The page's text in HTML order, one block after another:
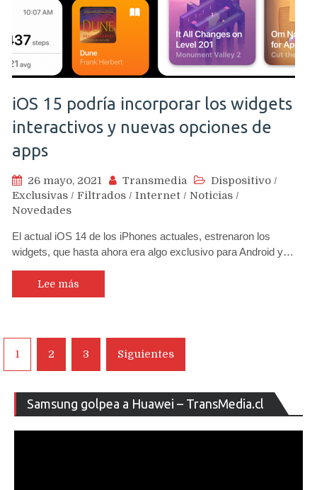
iOS 15 podría incorporar los widgets
interactivos y nuevas opciones de
apps
26 mayo, 2021 Transmedia Dispositivo /
Exclusivas / Filtrados / Internet / Noticias /
Novedades
El actual iOS 14 de los iPhones actuales, estrenaron los
widgets, que hasta ahora era algo exclusivo para Android y…
Lee más
Navegación
de
entradas
1 2 3 Siguientes
Samsung golpea a Huawei – TransMedia.cl
de